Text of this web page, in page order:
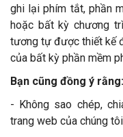
ghi lại phím tắt, phần
hoặc bất kỳ chương
tương tự được thiết kế
của bất kỳ phần mềm
Bạn cũng đồng ý rằng:
- Không sao chép,
trang web của chúng